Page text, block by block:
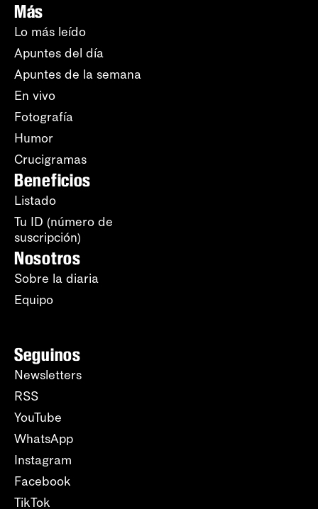
Más
Lo más leído
Apuntes del día
Apuntes de la semana
En vivo
Fotografía
Humor
Crucigramas
Beneficios
Listado
Tu ID (número de
suscripción)
Nosotros
Sobre la diaria
Equipo
Seguinos
Newsletters
RSS
YouTube
WhatsApp
Instagram
Facebook
TikTok